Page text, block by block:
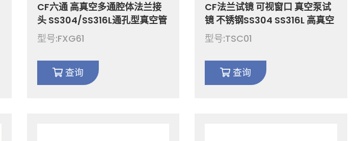
CF六通 高真空多通腔体法兰接
头 SS304/SS316L通孔型真空管
道连接件 CF16-CF100 活套/固
定不锈钢法兰
型号:FXG61
查询
CF法兰试镜 可视窗口 真空泵试
镜 不锈钢SS304 SS316L 高真空
一体式法兰视窗 通孔 钢化钠钙/
硼硅酸盐玻璃 CF16-CF100
型号:TSC01
查询